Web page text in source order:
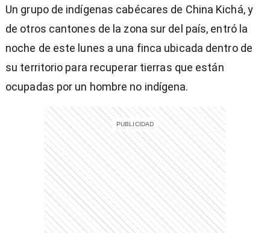
Un grupo de indígenas cabécares de China Kichá, y
de otros cantones de la zona sur del país, entró la
noche de este lunes a una finca ubicada dentro de
su territorio para recuperar tierras que están
ocupadas por un hombre no indígena.